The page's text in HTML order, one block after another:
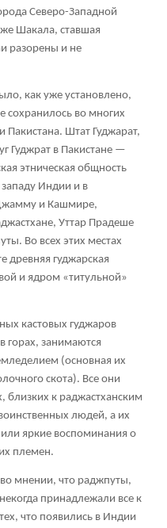
Северо-Западной
Шакала, ставшая
разорены и не
как уже установлено,
сохранилось во многих
Штат Гуджарат,
Гуджрат в Пакистане —
этническая общность
Индии и в
и Кашмире,
Уттар Прадеше
Во всех этих местах
древняя гуджарская
и ядром «титульной»
кастовых гуджаров
горах, занимаются
(основная их
скота). Все они
близких к раджастханским
людей, а их
яркие воспоминания о
племен.
мнении, что раджпуты,
принадлежали все к
что появились в Индии